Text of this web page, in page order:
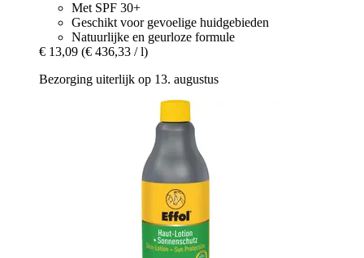
Met SPF 30+
Geschikt voor gevoelige huidgebieden
Natuurlijke en geurloze formule
€ 13,09 (€ 436,33 / l)
Bezorging uiterlijk op 13. augustus